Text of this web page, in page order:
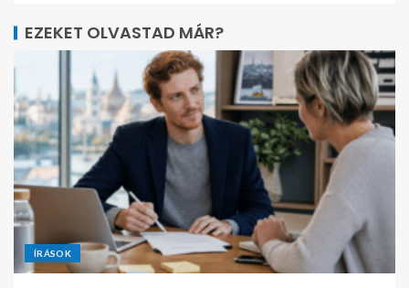
EZEKET OLVASTAD MÁR?
ÍRÁSOK